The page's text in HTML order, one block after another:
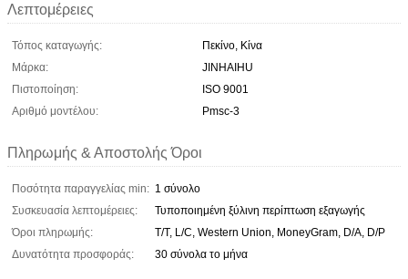
Λεπτομέρειες
Τόπος καταγωγής:
Πεκίνο, Κίνα
Μάρκα:
JINHAIHU
Πιστοποίηση:
ISO 9001
Αριθμό μοντέλου:
Pmsc-3
Πληρωμής & Αποστολής Όροι
Ποσότητα παραγγελίας min: 1 σύνολο
Συσκευασία λεπτομέρειες:
Τυποποιημένη ξύλινη περίπτωση εξαγωγής
Όροι πληρωμής:
T/T, L/C, Western Union, MoneyGram, D/A, D/P
Δυνατότητα προσφοράς:
30 σύνολα το μήνα